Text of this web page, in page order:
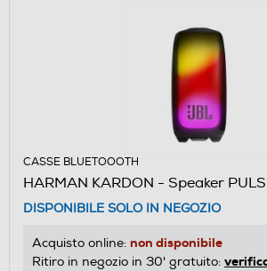
CASSE BLUETOOOTH
HARMAN KARDON - Speaker
DISPONIBILE SOLO IN NEGOZIO
Acquisto online: non disponibile
Ritiro in negozio in 30' gratuito: